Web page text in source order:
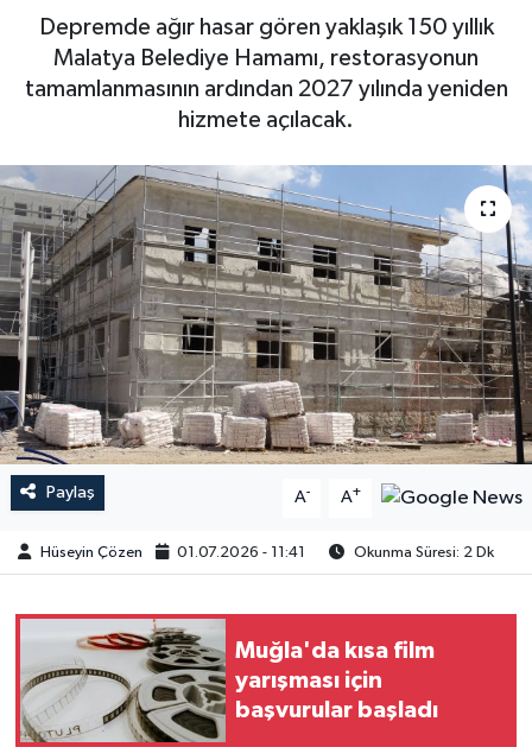
Depremde ağır hasar gören yaklaşık 150 yıllık
Malatya Belediye Hamamı, restorasyonun
tamamlanmasının ardından 2027 yılında yeniden
hizmete açılacak.
Paylaş A- A+
Hüseyin Çözen 01.07.2026 - 11:41 Okunma Süresi: 2 Dk
Muğla'da kısa film
yarışması için
başvurular başladı